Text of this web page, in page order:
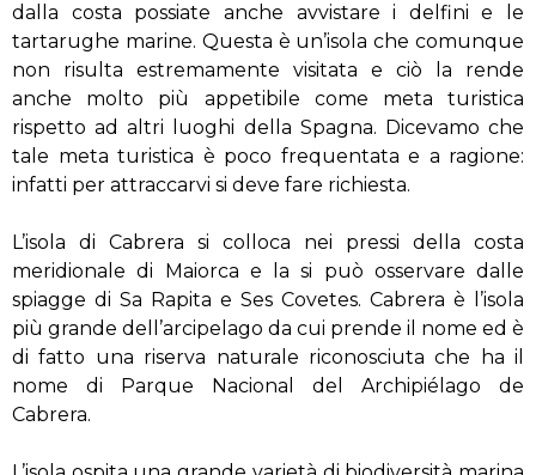
dalla costa possiate anche avvistare i delfini e le
tartarughe marine. Questa è un’isola che comunque
non risulta estremamente visitata e ciò la rende
anche molto più appetibile come meta turistica
rispetto ad altri luoghi della Spagna. Dicevamo che
tale meta turistica è poco frequentata e a ragione:
infatti per attraccarvi si deve fare richiesta.
L’isola di Cabrera si colloca nei pressi della costa
meridionale di Maiorca e la si può osservare dalle
spiagge di Sa Rapita e Ses Covetes. Cabrera è l’isola
più grande dell’arcipelago da cui prende il nome ed è
di fatto una riserva naturale riconosciuta che ha il
nome di Parque Nacional del Archipiélago de
Cabrera.